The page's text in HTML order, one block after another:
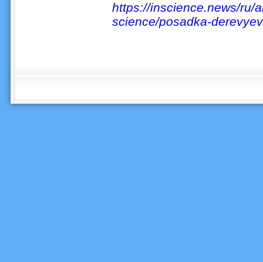
https://inscience.news/ru/
science/posadka-derevyev